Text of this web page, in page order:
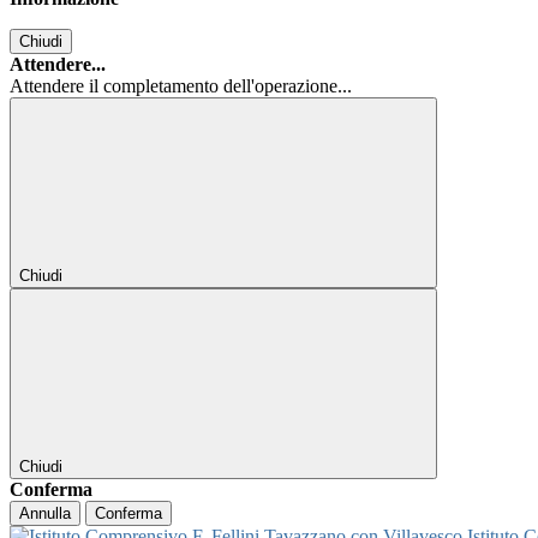
Chiudi
Attendere...
Attendere il completamento dell'operazione...
Chiudi
Chiudi
Conferma
Annulla Conferma